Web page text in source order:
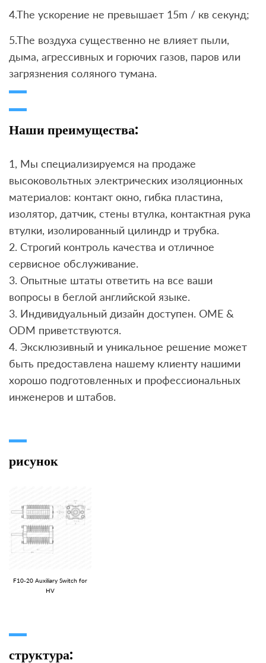
4.The ускорение не превышает 15m / кв секунд;
5.The воздуха существенно не влияет пыли,
дыма, агрессивных и горючих газов, паров или
загрязнения соляного тумана.
Наши преимущества:
1, Мы специализируемся на продаже
высоковольтных электрических изоляционных
материалов: контакт окно, гибка пластина,
изолятор, датчик, стены втулка, контактная рука
втулки, изолированный цилиндр и трубка.
2. Строгий контроль качества и отличное
сервисное обслуживание.
3. Опытные штаты ответить на все ваши
вопросы в беглой английской языке.
3. Индивидуальный дизайн доступен. OME &
ODM приветствуются.
4. Эксклюзивный и уникальное решение может
быть предоставлена ​​нашему клиенту нашими
хорошо подготовленных и профессиональных
инженеров и штабов.
рисунок
F10-20 Auxiliary Switch for
HV
структура: